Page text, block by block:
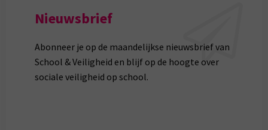
Nieuwsbrief
Abonneer je op de maandelijkse nieuwsbrief van
School & Veiligheid en blijf op de hoogte over
sociale veiligheid op school.